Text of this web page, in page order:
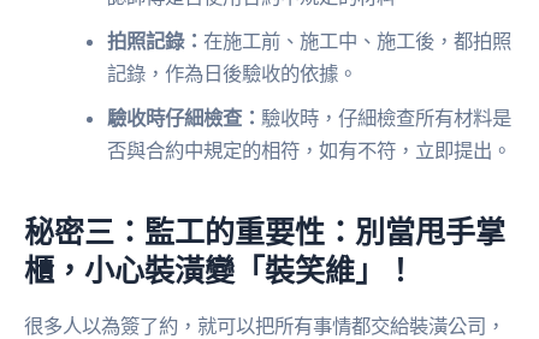
拍照記錄：在施工前、施工中、施工後，都拍照
記錄，作為日後驗收的依據。
驗收時仔細檢查： 驗收時，仔細檢查所有材料是
否與合約中規定的相符，如有不符，立即提出。
秘密三：監工的重要性：別當甩手掌
櫃，小心裝潢變「裝笑維」！
很多人以為簽了約，就可以把所有事情都交給裝潢公司，